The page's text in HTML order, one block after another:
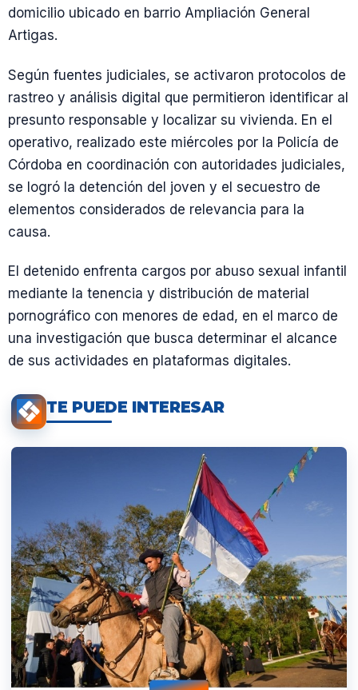
domicilio ubicado en barrio Ampliación General
Artigas.
Según fuentes judiciales, se activaron protocolos de
rastreo y análisis digital que permitieron identificar al
presunto responsable y localizar su vivienda. En el
operativo, realizado este miércoles por la Policía de
Córdoba en coordinación con autoridades judiciales,
se logró la detención del joven y el secuestro de
elementos considerados de relevancia para la
causa.
El detenido enfrenta cargos por abuso sexual infantil
mediante la tenencia y distribución de material
pornográfico con menores de edad, en el marco de
una investigación que busca determinar el alcance
de sus actividades en plataformas digitales.
TE PUEDE INTERESAR